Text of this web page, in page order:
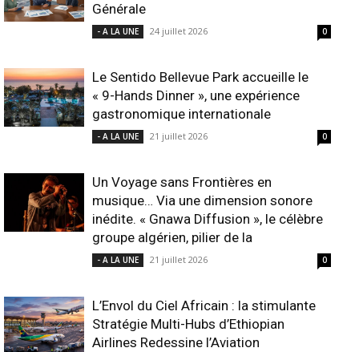
Générale
- A LA UNE 24 juillet 2026 0
Le Sentido Bellevue Park accueille le
« 9-Hands Dinner », une expérience
gastronomique internationale
- A LA UNE 21 juillet 2026 0
Un Voyage sans Frontières en
musique… Via une dimension sonore
inédite. « Gnawa Diffusion », le célèbre
groupe algérien, pilier de la
- A LA UNE 21 juillet 2026 0
L’Envol du Ciel Africain : la stimulante
Stratégie Multi-Hubs d’Ethiopian
Airlines Redessine l’Aviation